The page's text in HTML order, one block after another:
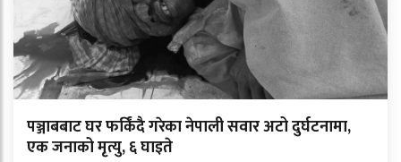
पञ्जाबबाट घर फर्किंदै गरेका नेपाली सवार अटो दुर्घटनामा,
एक जनाको मृत्यु, ६ घाइते